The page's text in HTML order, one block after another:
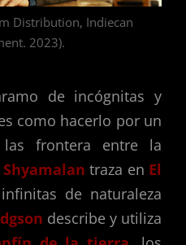
Distribution, Indiecan
2023).
de incógnitas y
como hacerlo por un
frontera entre la
Shyamalan traza en El
de naturaleza
describe y utiliza